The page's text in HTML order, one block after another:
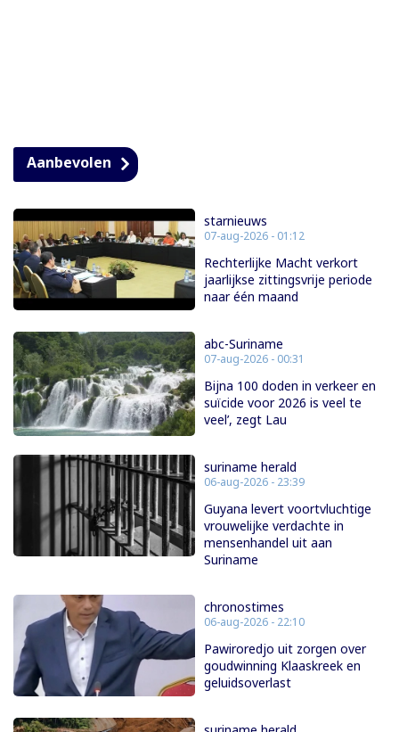
Aanbevolen
starnieuws
07-aug-2026 - 01:12
Rechterlijke Macht verkort
jaarlijkse zittingsvrije periode
naar één maand
abc-Suriname
07-aug-2026 - 00:31
Bijna 100 doden in verkeer en
suïcide voor 2026 is veel te
veel’, zegt Lau
suriname herald
06-aug-2026 - 23:39
Guyana levert voortvluchtige
vrouwelijke verdachte in
mensenhandel uit aan
Suriname
chronostimes
06-aug-2026 - 22:10
Pawiroredjo uit zorgen over
goudwinning Klaaskreek en
geluidsoverlast